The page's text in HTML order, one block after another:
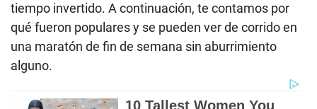
tiempo invertido. A continuación, te contamos por
qué fueron populares y se pueden ver de corrido en
una maratón de fin de semana sin aburrimiento
alguno.